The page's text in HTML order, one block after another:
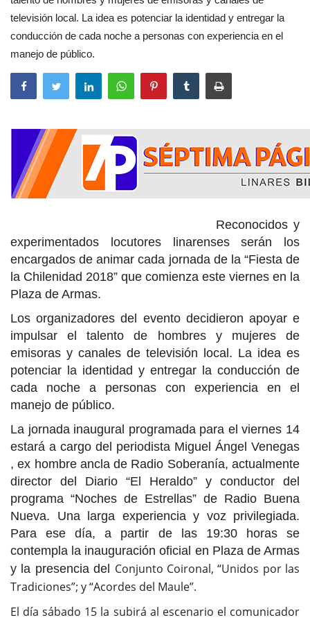
televisión local. La idea es potenciar la identidad y entregar la
conducción de cada noche a personas con experiencia en el
manejo de público.
Reconocidos y
experimentados locutores linarenses serán los
encargados de animar cada jornada de la “Fiesta de
la Chilenidad 2018” que comienza este viernes en la
Plaza de Armas.
Los organizadores del evento decidieron apoyar e
impulsar el talento de hombres y mujeres de
emisoras y canales de televisión local. La idea es
potenciar la identidad y entregar la conducción de
cada noche a personas con experiencia en el
manejo de público.
La jornada inaugural programada para el viernes 14
estará a cargo del periodista Miguel Ángel Venegas
, ex hombre ancla de Radio Soberanía, actualmente
director del Diario “El Heraldo” y conductor del
programa “Noches de Estrellas” de Radio Buena
Nueva. Una larga experiencia y voz privilegiada.
Para ese día, a partir de las 19:30 horas se
contempla la inauguración oficial en Plaza de Armas
y la presencia del Conjunto Coironal, “Unidos por las
Tradiciones”; y“Acordes del Maule”.
El día sábado 15 la subirá al escenario el comunicador